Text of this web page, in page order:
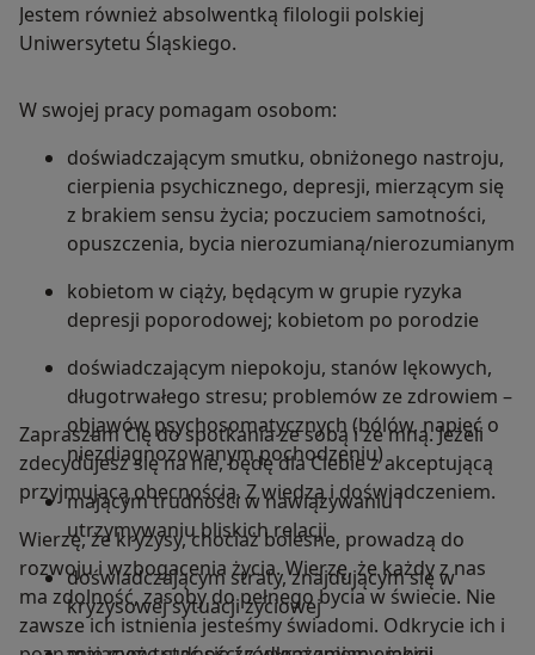
Jestem również absolwentką filologii polskiej
Uniwersytetu Śląskiego.
W swojej pracy pomagam osobom:
doświadczającym smutku, obniżonego nastroju,
cierpienia psychicznego, depresji, mierzącym się
z brakiem sensu życia; poczuciem samotności,
opuszczenia, bycia nierozumianą/nierozumianym
kobietom w ciąży, będącym w grupie ryzyka
depresji poporodowej; kobietom po porodzie
doświadczającym niepokoju, stanów lękowych,
długotrwałego stresu; problemów ze zdrowiem –
objawów psychosomatycznych (bólów, napięć o
niezdiagnozowanym pochodzeniu)
mającym trudności w nawiązywaniu i
utrzymywaniu bliskich relacji
doświadczającym straty, znajdującym się w
kryzysowej sytuacji życiowej
Zapraszam Cię do spotkania ze sobą i ze mną. Jeżeli
zdecydujesz się na nie, będę dla Ciebie z akceptującą
przyjmującą obecnością. Z wiedzą i doświadczeniem.
Wierzę, że kryzysy, chociaż bolesne, prowadzą do
rozwoju i wzbogacenia życia. Wierzę, że każdy z nas
ma zdolność, zasoby do pełnego bycia w świecie. Nie
zawsze ich istnienia jesteśmy świadomi. Odkrycie ich i